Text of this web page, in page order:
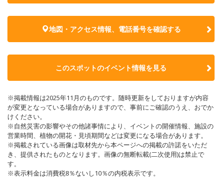
地図・アクセス情報、電話番号を確認する
このスポットのイベント情報を見る
※掲載情報は2025年11月のものです。随時更新をしておりますが内容
が変更となっている場合がありますので、事前にご確認のうえ、おでか
けください。
※自然災害の影響やその他諸事情により、イベントの開催情報、施設の
営業時間、植物の開花・見頃期間などは変更になる場合があります。
※掲載されている画像は取材先から本ページへの掲載の許諾をいただ
き、提供されたものとなります。画像の無断転載(二次使用)は禁止で
す。
※表示料金は消費税8％ないし10％の内税表示です。